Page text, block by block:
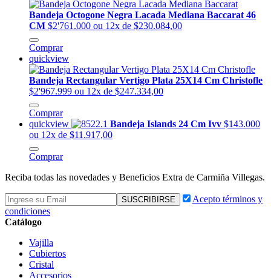
Bandeja Octogone Negra Lacada Mediana Baccarat 46
CM $2'761.000 ou 12x de $230.084,00
Comprar
quickview
Bandeja Rectangular Vertigo Plata 25X14 Cm Christofle
$2'967.999 ou 12x de $247.334,00
Comprar
quickview
Bandeja Islands 24 Cm Ivv $143.000
ou 12x de $11.917,00
Comprar
Reciba todas las novedades y Beneficios Extra de Carmiña Villegas.
Acepto términos y
condiciones
Catálogo
Vajilla
Cubiertos
Cristal
Accesorios